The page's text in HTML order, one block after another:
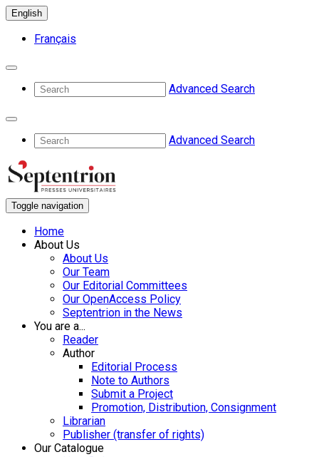
English
Français
Advanced Search
Advanced Search
Toggle navigation
Home
About Us
About Us
Our Team
Our Editorial Committees
Our OpenAccess Policy
Septentrion in the News
You are a...
Reader
Author
Editorial Process
Note to Authors
Submit a Project
Promotion, Distribution, Consignment
Librarian
Publisher (transfer of rights)
Our Catalogue